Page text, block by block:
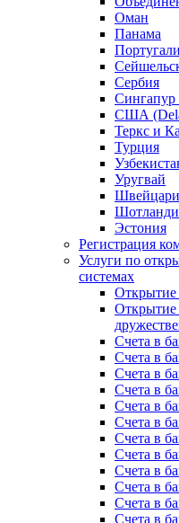
Оман
Панама
Сербия
Сингапур
США
Теркс и
Турция
Уругвай
Эстония
Регистрация
Услуги по
системах
Открытие
Открытие
Счета в
Счета в
Счета в
Счета в
Счета в
Счета в
Счета в
Счета в
Счета в
Счета в
Счета в
Счета в